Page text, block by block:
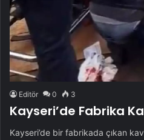
Editör 0 3
Kayseri’de Fabrika
Kayseri’de bir fabrikada çıkan